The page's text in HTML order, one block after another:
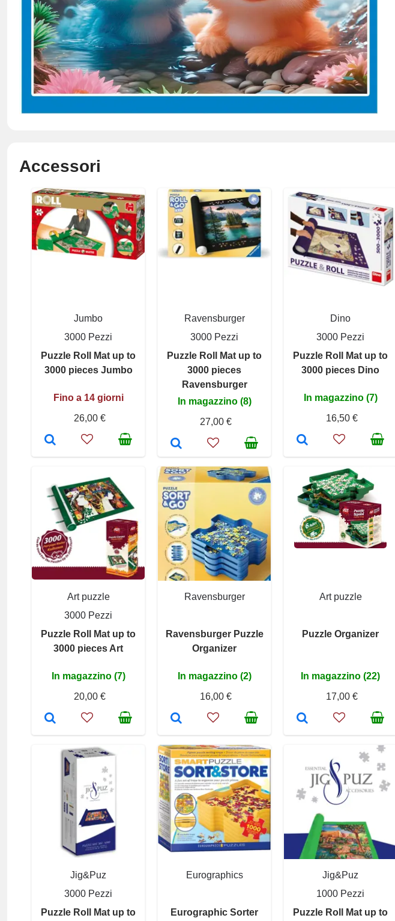
Accessori
Jumbo
3000 Pezzi
Puzzle Roll Mat up to
3000 pieces Jumbo
Fino a 14 giorni
26,00 €
Ravensburger
3000 Pezzi
Puzzle Roll Mat up to
3000 pieces
Ravensburger
In magazzino (8)
27,00 €
Dino
3000 Pezzi
Puzzle Roll Mat up to
3000 pieces Dino
In magazzino (7)
16,50 €
Art puzzle
3000 Pezzi
Puzzle Roll Mat up to
3000 pieces Art
In magazzino (7)
20,00 €
Ravensburger
Ravensburger Puzzle
Organizer
In magazzino (2)
16,00 €
Art puzzle
Puzzle Organizer
In magazzino (22)
17,00 €
Jig&Puz
3000 Pezzi
Puzzle Roll Mat up to
Eurographics
Eurographic Sorter
Jig&Puz
1000 Pezzi
Puzzle Roll Mat up to